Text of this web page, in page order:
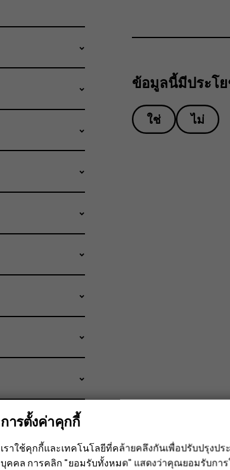
ข้อมูลนี้มีประโ
ใช่ ไม่
การตั้งค่าคุกกี้
เราใช้คุกกี้และเทคโนโลยีที่คล้ายคลึงกันเพื่อปรับปรุง
บุคคล การคลิก "ยอมรับทั้งหมด" แสดงว่าคุณยอมรับกา